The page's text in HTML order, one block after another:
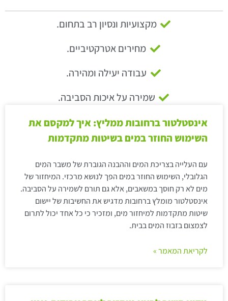
מקצועיות ונסיון רב בתחום.
מחירים אטרקטיביים.
עבודה יעילה ומהירה.
שמירה על איכות הסביבה.
אינסטלטור ברחובות ממליץ: איך למקסם את
השימוש החוזר במים בשיטות מתקדמות
עם העלייה בצריכת המים וההבנה הגוברת של משבר המים
הגלובלי, השימוש החוזר במים הפך לנושא מרכזי. המיחזור של
מים לא רק חוסך במשאבים, אלא גם תורם לשמירה על הסביבה.
אינסטלטור מומלץ ברחובות מדגיש את החשיבות של יישום
שיטות מתקדמות למיחזור מים, ומזכיר כי כל אחד יכול לתרום
לצמצום בזבוז המים בבית.
לקריאת המאמר »